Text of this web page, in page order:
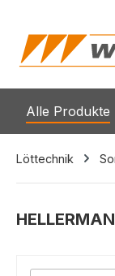
Alle Produkte
Löttechnik